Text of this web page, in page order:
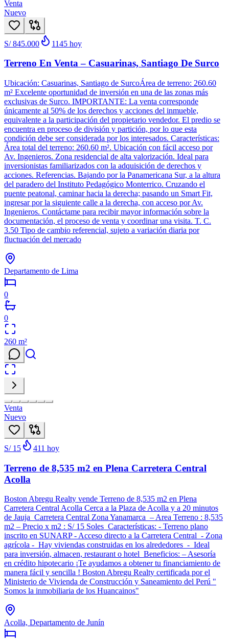
Venta
Nuevo
S/ 845.000 1145 hoy
Terreno En Venta – Casuarinas, Santiago De Surco
Ubicación: Casuarinas, Santiago de SurcoÁrea de terreno: 260.60
m² Excelente oportunidad de inversión en una de las zonas más
exclusivas de Surco. IMPORTANTE: La venta corresponde
únicamente al 50% de los derechos y acciones del inmueble,
equivalente a la participación del propietario vendedor. El predio se
encuentra en proceso de división y partición, por lo que esta
condición debe ser considerada por los interesados. Características:
Área total del terreno: 260.60 m². Ubicación con fácil acceso por
Av. Ingenieros. Zona residencial de alta valorización. Ideal para
inversionistas familiarizados con la adquisición de derechos y
acciones. Referencias. Bajando por la Panamericana Sur, a la altura
del paradero del Instituto Pedagógico Monterrico. Cruzando el
puente peatonal, caminar hacia la derecha; pasando un Smart Fit,
ingresar por la siguiente calle a la derecha, con acceso por Av.
Ingenieros. Contáctame para recibir mayor información sobre la
documentación, el proceso de venta y coordinar una visita. T. C.
3.50 Tipo de cambio referencial, sujeto a variación diaria por
fluctuación del mercado
Departamento de Lima
0
0
260 m²
Venta
Nuevo
S/ 15 411 hoy
Terreno de 8,535 m2 en Plena Carretera Central
Acolla
Boston Abregu Realty vende Terreno de 8,535 m2 en Plena
Carretera Central Acolla Cerca a la Plaza de Acolla y a 20 minutos
de Jauja Carretera Central Zona Yanamarca – Area Terreno : 8,535
m2 – Precio x m2 : S/ 15 Soles Características: - Terreno plano
inscrito en SUNARP - Acceso directo a la Carretera Central - Zona
agrícola - Hay viviendas construidas en los alrededores - Ideal
para inversión, almacen, restaurant o hotel Beneficios: – Asesoría
en crédito hipotecario ¡Te ayudamos a obtener tu financiamiento de
manera fácil y sencilla ! Boston Abregu Realty certificada por el
Ministerio de Vivienda de Construcción y Saneamiento del Perú "
Somos la inmobiliaria de los Huancainos"
Acolla, Departamento de Junín